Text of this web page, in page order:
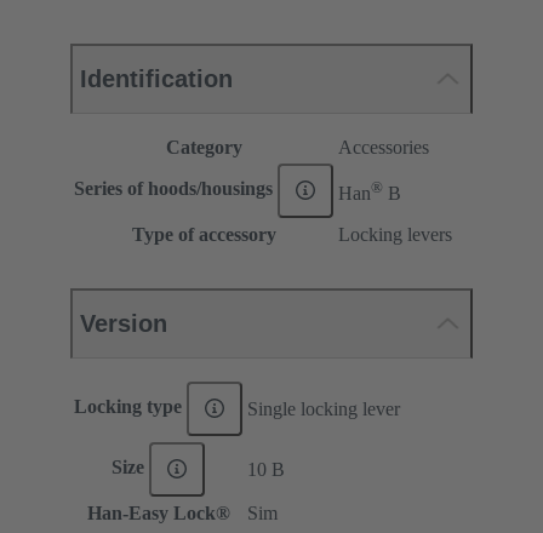
Identification
Category Accessories
Series of hoods/housings Han® B
Type of accessory
Locking levers
Version
Locking type Single locking lever
Size 10 B
Han-Easy Lock® Sim